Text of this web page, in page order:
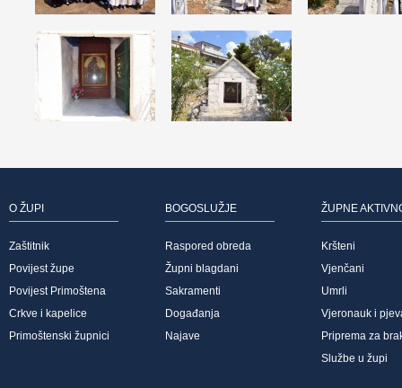
O ŽUPI
Zaštitnik
Povijest župe
Povijest Primoštena
Crkve i kapelice
Primoštenski župnici
BOGOSLUŽJE
Raspored obreda
Župni blagdani
Sakramenti
Događanja
Najave
ŽUPNE
Kršteni
Vjenčani
Umrli
Vjeronauk i
Priprema za
Službe u župi